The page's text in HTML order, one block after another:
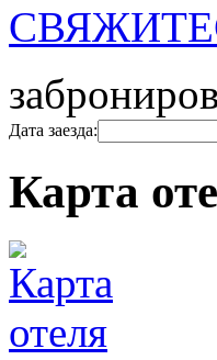
Дата заезда:
Карта